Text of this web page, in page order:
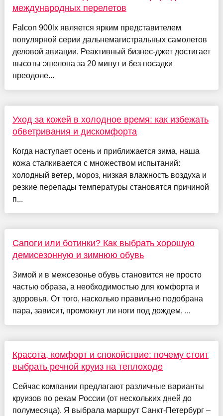
международных перелетов
Falcon 900lx является ярким представителем
популярной серии дальнемагистральных самолетов
деловой авиации. Реактивный бизнес-джет достигает
высоты эшелона за 20 минут и без посадки
преодоле...
Уход за кожей в холодное время: как избежать
обветривания и дискомфорта
Когда наступает осень и приближается зима, наша
кожа сталкивается с множеством испытаний:
холодный ветер, мороз, низкая влажность воздуха и
резкие перепады температуры становятся причиной
п...
Сапоги или ботинки? Как выбрать хорошую
демисезонную и зимнюю обувь
Зимой и в межсезонье обувь становится не просто
частью образа, а необходимостью для комфорта и
здоровья. От того, насколько правильно подобрана
пара, зависит, промокнут ли ноги под дождем, ...
Красота, комфорт и спокойствие: почему стоит
выбрать речной круиз на теплоходе
Сейчас компании предлагают различные варианты
круизов по рекам России (от нескольких дней до
полумесяца). Я выбрала маршрут Санкт-Петербург –